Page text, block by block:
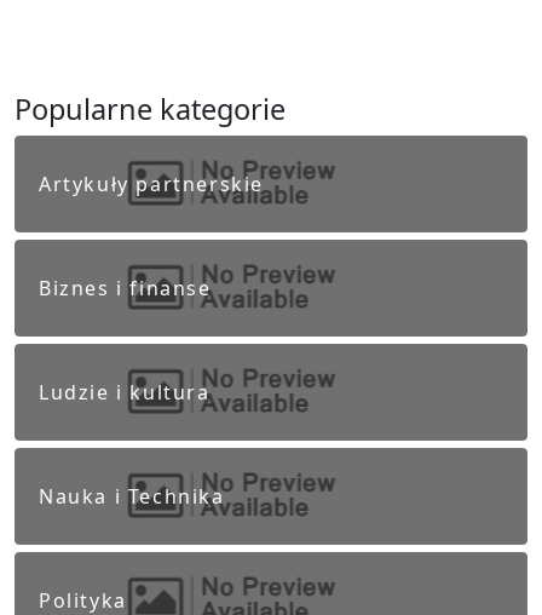
Popularne kategorie
Artykuły partnerskie
Biznes i finanse
Ludzie i kultura
Nauka i Technika
Polityka